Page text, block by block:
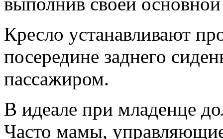
Кресло устанавливают
посередине заднего
пассажиром.
В идеале при младенце
Часто мамы,